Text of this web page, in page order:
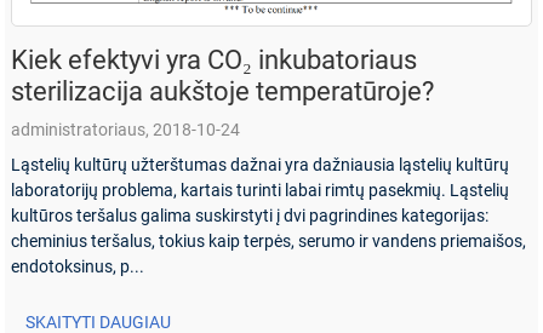
Kiek efektyvi yra CO₂ inkubatoriaus
sterilizacija aukštoje temperatūroje?
administratoriaus, 2018-10-24
Ląstelių kultūrų užterštumas dažnai yra dažniausia ląstelių kultūrų
laboratorijų problema, kartais turinti labai rimtų pasekmių. Ląstelių
kultūros teršalus galima suskirstyti į dvi pagrindines kategorijas:
cheminius teršalus, tokius kaip terpės, serumo ir vandens priemaišos,
endotoksinus, p...
SKAITYTI DAUGIAU